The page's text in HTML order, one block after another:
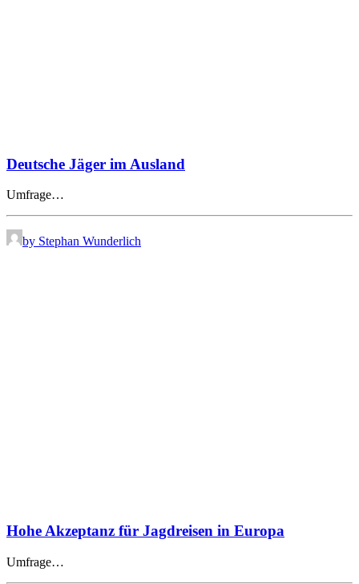
Deutsche Jäger im Ausland
Umfrage…
by Stephan Wunderlich
Hohe Akzeptanz für Jagdreisen in Europa
Umfrage…